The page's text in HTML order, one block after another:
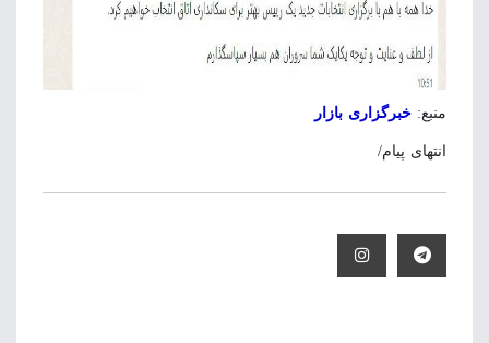
منبع: خبرگزاری بازار
انتهای پیام/